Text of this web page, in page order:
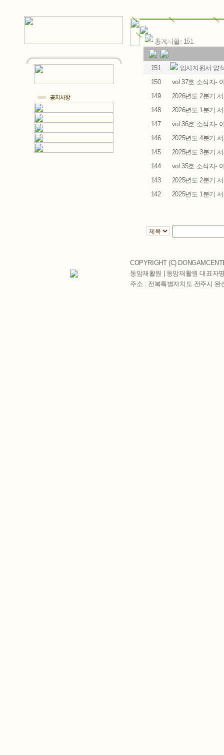
법인소개
동암자활자립장
총게시물: 151
151
입사지원서 양
150
vol 37호 소식지-
149
2026년도 2분기
148
2026년도 1분기
147
vol 36호 소식지-
146
2025년도 4분기
145
2025년도 3분기
144
vol 35호 소식지-
143
2025년도 2분기
142
2025년도 1분기
COPYRIGHT (C)
동암재활원 | 동암재활원 대표자
주소 : 전북특별자치도 전주시 완